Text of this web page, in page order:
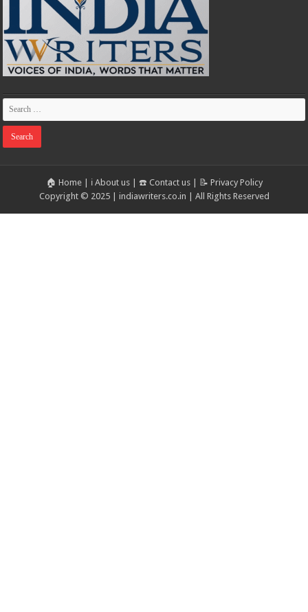
🏠 Home| ℹ️ About us| ☎️ Contact us| 📝 Privacy Policy
Copyright © 2025 | indiawriters.co.in | All Rights Reserved